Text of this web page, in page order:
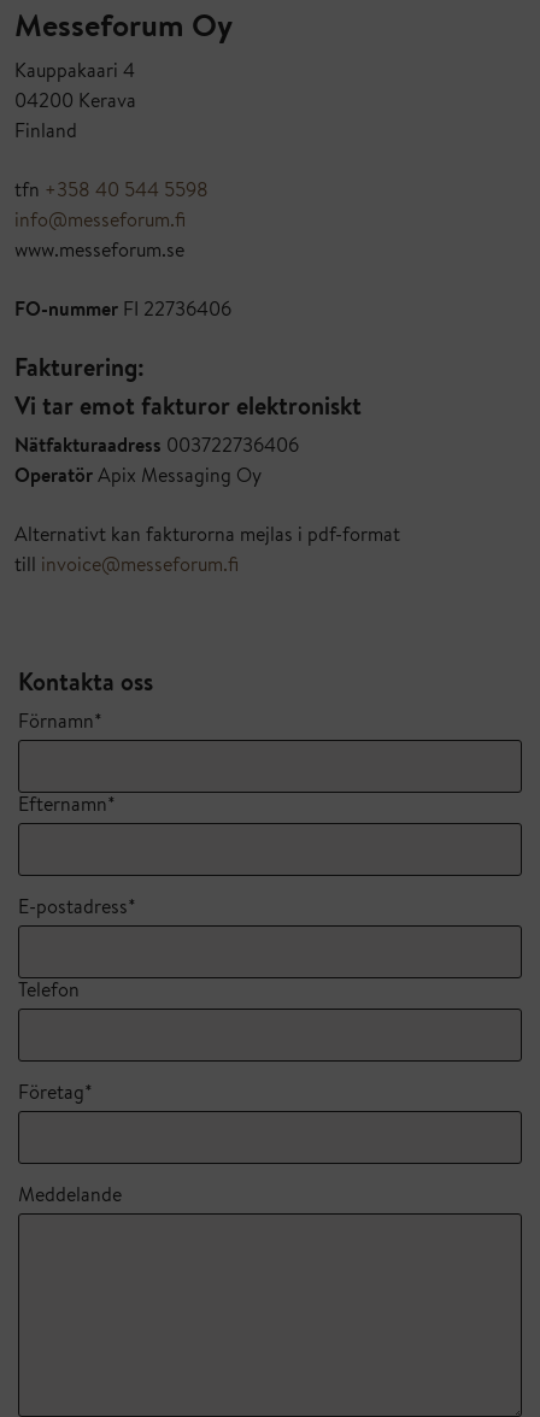
Messeforum Oy
Kauppakaari 4
04200 Kerava
Finland
tfn +358 40 544 5598
info@messeforum.fi
www.messeforum.se
FO-nummer FI 22736406
Fakturering:
Vi tar emot fakturor elektroniskt
Nätfakturaadress 003722736406
Operatör Apix Messaging Oy
Alternativt kan fakturorna mejlas i pdf-format
till invoice@messeforum.fi
Kontakta oss
Förnamn*
Efternamn*
E-postadress*
Telefon
Företag*
Meddelande